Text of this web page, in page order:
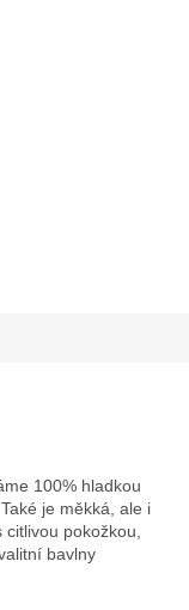
100% hladkou
je měkká, ale i
pokožkou,
bavlny